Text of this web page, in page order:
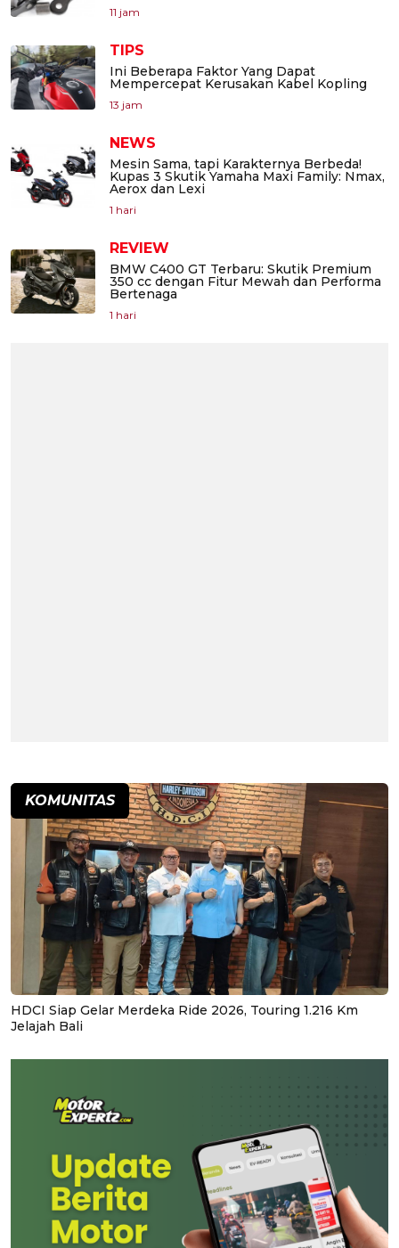
11 jam
TIPS
Ini Beberapa Faktor Yang Dapat
Mempercepat Kerusakan Kabel Kopling
13 jam
NEWS
Mesin Sama, tapi Karakternya Berbeda!
Kupas 3 Skutik Yamaha Maxi Family: Nmax,
Aerox dan Lexi
1 hari
REVIEW
BMW C400 GT Terbaru: Skutik Premium
350 cc dengan Fitur Mewah dan Performa
Bertenaga
1 hari
KOMUNITAS
HDCI Siap Gelar Merdeka Ride 2026, Touring 1.216 Km
Jelajah Bali